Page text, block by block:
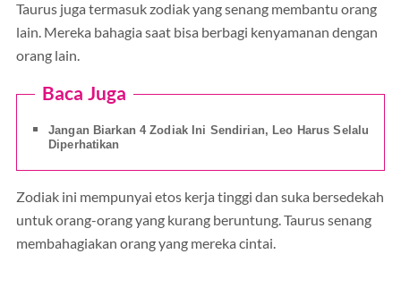
Taurus juga termasuk zodiak yang senang membantu orang
lain. Mereka bahagia saat bisa berbagi kenyamanan dengan
orang lain.
Baca Juga
Jangan Biarkan 4 Zodiak Ini Sendirian, Leo Harus Selalu
Diperhatikan
Zodiak ini mempunyai etos kerja tinggi dan suka bersedekah
untuk orang-orang yang kurang beruntung. Taurus senang
membahagiakan orang yang mereka cintai.